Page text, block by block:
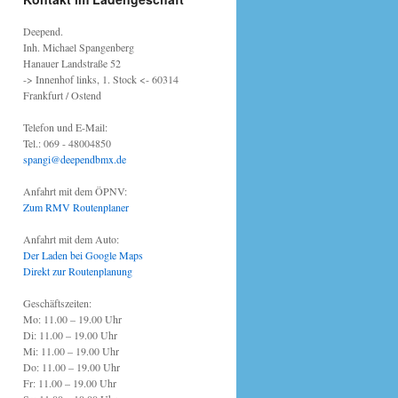
Deepend.
Inh. Michael Spangenberg
Hanauer Landstraße 52
-> Innenhof links, 1. Stock <- 60314
Frankfurt / Ostend
Telefon und E-Mail:
Tel.: 069 - 48004850
spangi@deependbmx.de
Anfahrt mit dem ÖPNV:
Zum RMV Routenplaner
Anfahrt mit dem Auto:
Der Laden bei Google Maps
Direkt zur Routenplanung
Geschäftszeiten:
Mo: 11.00 – 19.00 Uhr
Di: 11.00 – 19.00 Uhr
Mi: 11.00 – 19.00 Uhr
Do: 11.00 – 19.00 Uhr
Fr: 11.00 – 19.00 Uhr